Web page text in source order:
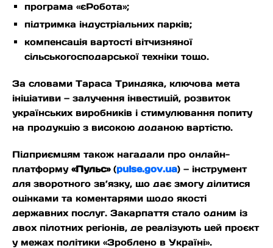
програма «єРобота»;
підтримка індустріальних парків;
компенсація вартості вітчизняної
сільськогосподарської техніки тощо.
За словами Тараса Триндяка, ключова мета
ініціативи — залучення інвестицій, розвиток
українських виробників і стимулювання попиту
на продукцію з високою доданою вартістю.
Підприємцям також нагадали про онлайн-
платформу «Пульс»(pulse.gov.ua) — інструмент
для зворотного зв’язку, що дає змогу ділитися
оцінками та коментарями щодо якості
державних послуг. Закарпаття стало одним із
двох пілотних регіонів, де реалізують цей проєкт
у межах політики «Зроблено в Україні».